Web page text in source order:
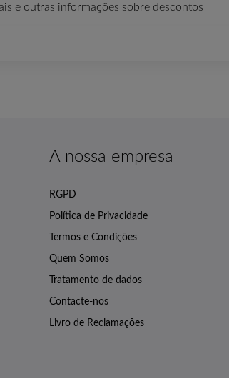
e outras informações sobre descontos
A nossa empresa
RGPD
Política de Privacidade
Termos e Condições
Quem Somos
Tratamento de dados
Contacte-nos
Livro de Reclamações